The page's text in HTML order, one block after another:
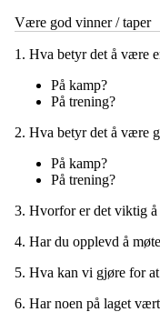
Være god vinner / taper
1. Hva betyr det å være
På kamp?
På trening?
2. Hva betyr det å være
På kamp?
På trening?
3. Hvorfor er det viktig
4. Har du opplevd å
5. Hva kan vi gjøre for
6. Har noen på laget